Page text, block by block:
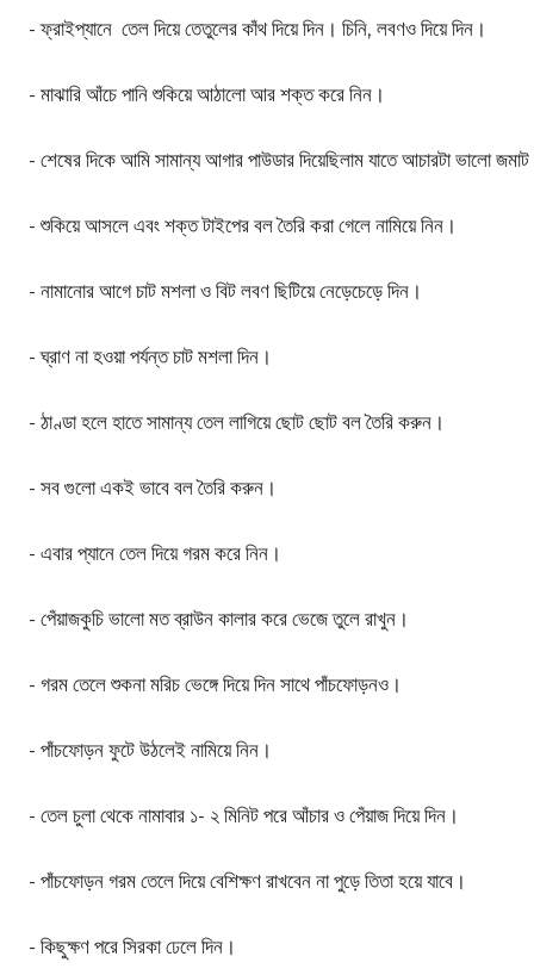
-ফ্রাইপ্যানে তেল দিয়ে তেতুলের কাঁথ দিয়ে দিন । চিনি, লবণও দিয়ে দিন ।
- মাঝারি আঁচে পানি শুকিয়ে আঠালো আর শক্ত করে নিন ।
- শেষের দিকে আমি সামান্য আগার পাউডার দিয়েছিলাম যাতে আচারটা ভালো জমাট
- শুকিয়ে আসলে এবং শক্ত টাইপের বল তৈরি করা গেলে নামিয়ে নিন ।
- নামানোর আগে চাট মশলা ও বিট লবণ ছিটিয়ে নেড়েচেড়ে দিন ।
-ঘ্রাণ না হওয়া পর্যন্ত চাট মশলা দিন ।
- ঠাণ্ডা হলে হাতে সামান্য তেল লাগিয়ে ছোট ছোট বল তৈরি করুন ।
- সব গুলো একই ভাবে বল তৈরি করুন ।
- এবার প্যানে তেল দিয়ে গরম করে নিন ।
- পেঁয়াজকুচি ভালো মত ব্রাউন কালার করে ভেজে তুলে রাখুন ।
- গরম তেলে শুকনা মরিচ ভেঙ্গে দিয়ে দিন সাথে পাঁচফোড়নও ।
- পাঁচফোড়ন ফুটে উঠলেই নামিয়ে নিন ।
- তেল চুলা থেকে নামাবার ১- ২ মিনিট পরে আঁচার ও পেঁয়াজ দিয়ে দিন ।
- পাঁচফোড়ন গরম তেলে দিয়ে বেশিক্ষণ রাখবেন না পুড়ে তিতা হয়ে যাবে ।
- কিছুক্ষণ পরে সিরকা ঢেলে দিন ।